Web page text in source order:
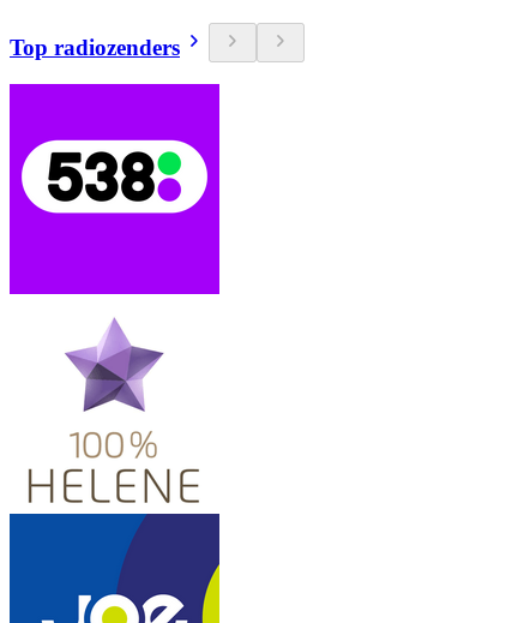
Top radiozenders